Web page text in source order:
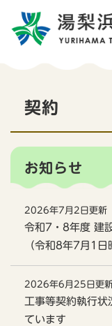
契約
お知らせ
2026年7月2日更新
令和7・8年度 建
（令和8年7月1日
2026年6月25日更
工事等契約執行状
ています